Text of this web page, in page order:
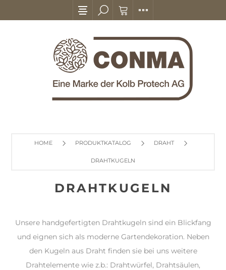
HOME PRODUKTKATALOG DRAHT
DRAHTKUGELN
DRAHTKUGELN
Unsere handgefertigten Drahtkugeln sind ein Blickfang
und eignen sich als moderne Gartendekoration. Neben
den Kugeln aus Draht finden sie bei uns weitere
Drahtelemente wie z.b.: Drahtwürfel, Drahtsäulen,